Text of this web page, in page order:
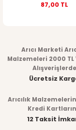
87,00 TL
Arıcı Marketi
Malzemeleri 2000 TL
Alışverişlerde
Ücretsiz
Arıcılık
Kredi
12 Taksit